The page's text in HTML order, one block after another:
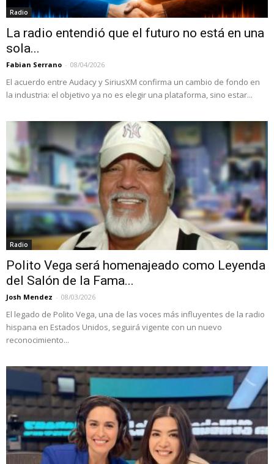
Radio
La radio entendió que el futuro no está en una
sola...
Fabian Serrano - 08/04/2026
El acuerdo entre Audacy y SiriusXM confirma un cambio de fondo en
la industria: el objetivo ya no es elegir una plataforma, sino estar...
Radio
Polito Vega será homenajeado como Leyenda
del Salón de la Fama...
Josh Mendez - 08/03/2026
El legado de Polito Vega, una de las voces más influyentes de la radio
hispana en Estados Unidos, seguirá vigente con un nuevo
reconocimiento...